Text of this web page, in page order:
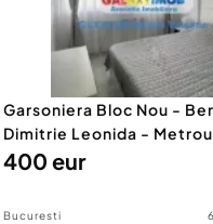
Garsoniera Bloc Nou -
Dimitrie Leonida -
400 eur
Bucuresti